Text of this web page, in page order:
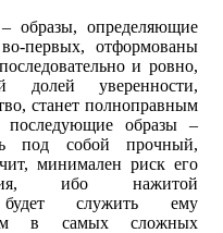
образы, определяющие
первых, отформованы
и ровно,
уверенности,
станет полноправным
образы –
под собой прочный,
минимален риск его
ибо нажитой
служить ему
в самых сложных